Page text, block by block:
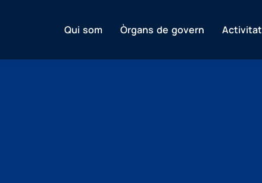
Qui som Òrgans de govern Activitat